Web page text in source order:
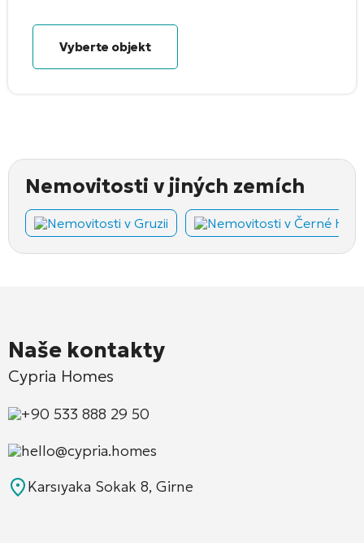
Vyberte objekt
Nemovitosti v jiných zemích
Nemovitosti v Gruzii Nemovitosti v Černé Hoře
Naše kontakty
Cypria Homes
+90 533 888 29 50
hello@cypria.homes
Karsıyaka Sokak 8, Girne